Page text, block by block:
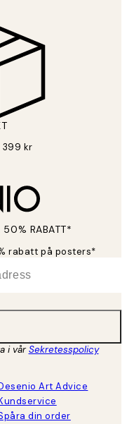
kr
50% RABATT*
rabatt på posters*
i vårSekretesspolicy
Art Advice
din order